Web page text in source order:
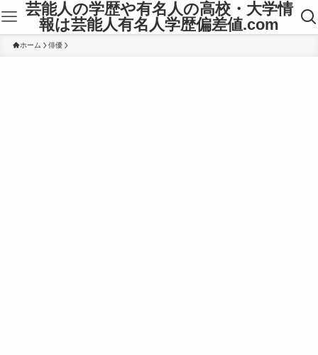
芸能人の学歴や有名人の高校・大学情
報は芸能人有名人学歴偏差値.com
ホーム 俳優